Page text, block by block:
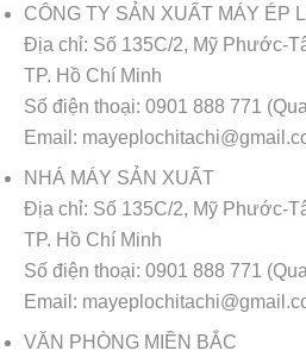
CÔNG TY SẢN XUẤT MÁY ÉP
Địa chỉ: Số 135C/2, Mỹ Phước-
TP. Hồ Chí Minh
Số điện thoại: 0901 888 771
Email:
NHÁ MÁY SẢN XUẤT
Địa chỉ: Số 135C/2, Mỹ Phước-
TP. Hồ Chí Minh
Số điện thoại: 0901 888 771
Email:
VĂN PHÒNG MIỀN BẮC